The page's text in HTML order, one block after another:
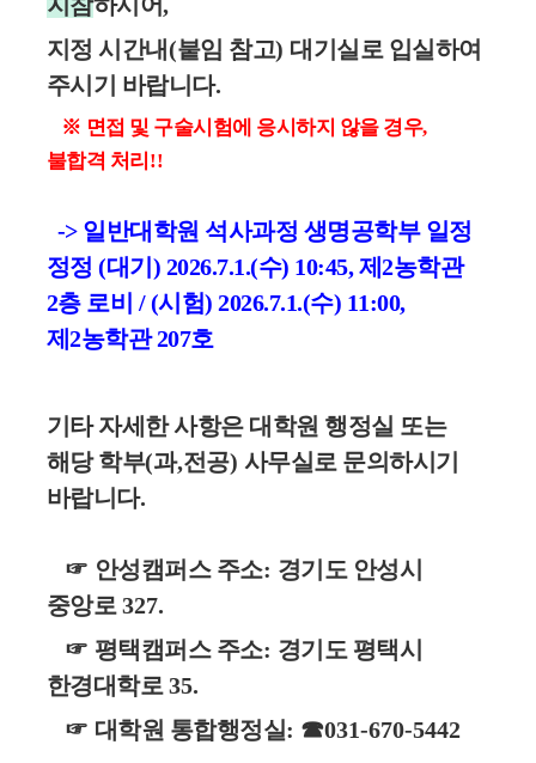
지정 시간내(붙임 참고) 대기실로 입실하여
주시기 바랍니다.
※ 면접 및 구술시험에 응시하지 않을 경우,
불합격 처리 !!
-> 일반대학원 석사과정 생명공학부 일정
정정 (대기) 2026.7.1.(수) 10:45, 제2농학관
2층 로비 / (시험) 2026.7.1.(수) 11:00,
제2농학관 207호
기타 자세한 사항은 대학원 행정실 또는
해당 학부(과,전공) 사무실로 문의하시기
바랍니다.
☞ 안성캠퍼스 주소: 경기도 안성시
중앙로327.
☞ 평택캠퍼스 주소: 경기도 평택시
한경대학로35.
☞ 대학원 통합행정실: ☎031-670-5442